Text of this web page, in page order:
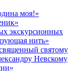
моя!»
экскурсионных
нить»
святому
Невскому